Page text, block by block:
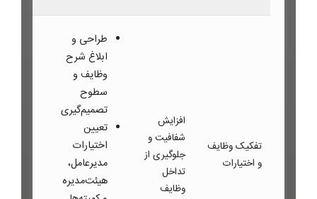
تفکیک وظایف
و اختیارات
افزایش
شفافیت و
جلوگیری از
تداخل
وظایف
طراحی و
ابلاغ شرح
وظایف و
سطوح
تصمیم‌گیری
تعیین
اختیارات
مدیرعامل،
هیئت‌مدیره